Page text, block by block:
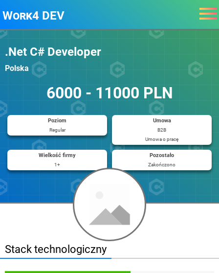
Work4 DEV
.Net C# Developer
Polska
6000 - 11000 PLN
Poziom
Regular
Umowa
B2B
Umowa o pracę
Wielkość firmy
1+
Pozostało
Zakończono
Stack technologiczny